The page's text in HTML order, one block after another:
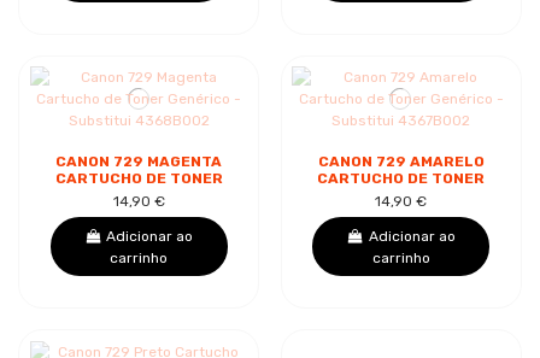
CANON 729 MAGENTA
CARTUCHO DE TONER
GENÉRICO -
SUBSTITUI 4368B002
14,90 €
Adicionar ao
carrinho
CANON 729 AMARELO
CARTUCHO DE TONER
GENÉRICO -
SUBSTITUI 4367B002
14,90 €
Adicionar ao
carrinho